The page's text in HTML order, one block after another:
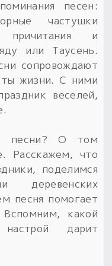
Рез Рода:
и «Резы
с колодами
раскладами,
песен:
частушки
причитания и
или Таусень.
сопровождают
жизни. С ними
веселей,
песни? О том
Расскажем, что
поделимся
деревенских
песня помогает
какой
дарит